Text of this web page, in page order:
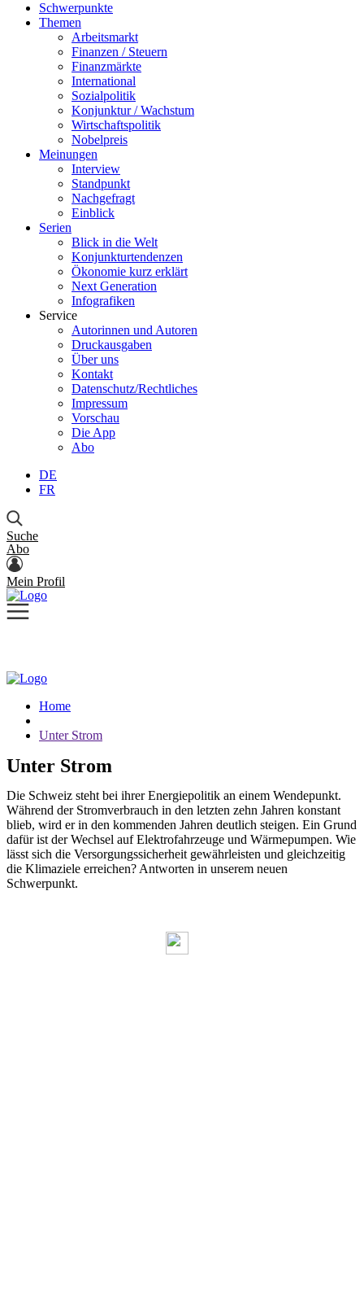
Schwerpunkte
Themen
Arbeitsmarkt
Finanzen / Steuern
Finanzmärkte
International
Sozialpolitik
Konjunktur / Wachstum
Wirtschaftspolitik
Nobelpreis
Meinungen
Interview
Standpunkt
Nachgefragt
Einblick
Serien
Blick in die Welt
Konjunkturtendenzen
Ökonomie kurz erklärt
Next Generation
Infografiken
Service
Autorinnen und Autoren
Druckausgaben
Über uns
Kontakt
Datenschutz/Rechtliches
Impressum
Vorschau
Die App
Abo
DE
FR
Suche
Abo
Mein Profil
Home
Unter Strom
Unter Strom
Die Schweiz steht bei ihrer Energiepolitik an einem Wendepunkt.
Während der Stromverbrauch in den letzten zehn Jahren konstant
blieb, wird er in den kommenden Jahren deutlich steigen. Ein Grund
dafür ist der Wechsel auf Elektrofahrzeuge und Wärmepumpen. Wie
lässt sich die Versorgungssicherheit gewährleisten und gleichzeitig
die Klimaziele erreichen? Antworten in unserem neuen
Schwerpunkt.